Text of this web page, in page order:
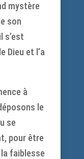
mystère
son
s’est
Dieu et l’a
à
le
se
pour être
faiblesse